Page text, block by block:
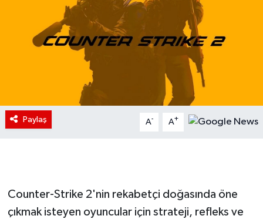
Paylaş A- A+
Counter-Strike 2'nin rekabetçi doğasında öne
çıkmak isteyen oyuncular için strateji, refleks ve